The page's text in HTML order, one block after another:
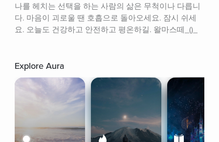
나를 헤치는 선택을 하는 사람의 삶은 무척이나 다릅니
다. 마음이 괴로울 땐 호흡으로 돌아오세요. 잠시 쉬세
요. 오늘도 건강하고 안전하고 평온하길. 왈마스떼_()_
Explore Aura